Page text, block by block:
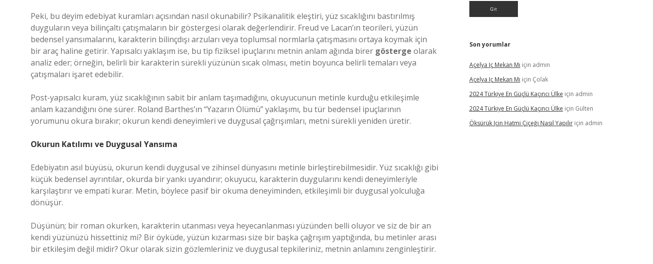
Peki, bu deyim edebiyat kuramları açısından nasıl okunabilir? Psikanalitik eleştiri, yüz sıcaklığını bastırılmış
duyguların veya bilinçaltı çatışmaların bir göstergesi olarak değerlendirir. Freud ve Lacan’ın teorileri, yüzün
bedensel yansımalarını, karakterin bilinçdışı arzuları veya toplumsal normlarla çatışmasını ortaya koymak için
bir araç haline getirir. Yapısalcı yaklaşım ise, bu tip fiziksel ipuçlarını metnin anlam ağında birer gösterge olarak
analiz eder; örneğin, belirli bir karakterin sürekli yüzünün sıcak olması, metin boyunca belirli temaları veya
çatışmaları işaret edebilir.
Post-yapısalcı kuram, yüz sıcaklığının sabit bir anlam taşımadığını, okuyucunun metinle kurduğu etkileşimle
anlam kazandığını öne sürer. Roland Barthes’ın “Yazarın Ölümü” yaklaşımı, bu tür bedensel ipuçlarının
yorumunu okura bırakır; okurun kendi deneyimleri ve duygusal çağrışımları, metni sürekli yeniden üretir.
Okurun Katılımı ve Duygusal Yansıma
Edebiyatın asıl büyüsü, okurun kendi duygusal ve zihinsel dünyasını metinle birleştirebilmesidir. Yüz sıcaklığı gibi
küçük bedensel ayrıntılar, okurda bir yankı uyandırır; okuyucu, karakterin duygularını kendi deneyimleriyle
karşılaştırır ve empati kurar. Metin, böylece pasif bir okuma deneyiminden, etkileşimli bir duygusal yolculuğa
dönüşür.
Düşünün; bir roman okurken, karakterin utanması veya heyecanlanması yüzünden belli oluyor ve siz de bir an
kendi yüzünüzü hissettiniz mi? Bir öyküde, yüzün kızarması size bir başka çağrışım yaptığında, bu metinler arası
bir etkileşim değil midir? Okur olarak sizin gözlemleriniz ve duygusal tepkileriniz, metnin anlamını zenginleştirir.
Son yorumlar
Açelya Iç Mekan Mı için admin
Açelya Iç Mekan Mı için Çolak
2024 Türkiye En Güçlü Kaçıncı Ülke için admin
2024 Türkiye En Güçlü Kaçıncı Ülke için Gülten
Öksürük Için Hatmi Çiçeği Nasıl Yapılıriçin admin